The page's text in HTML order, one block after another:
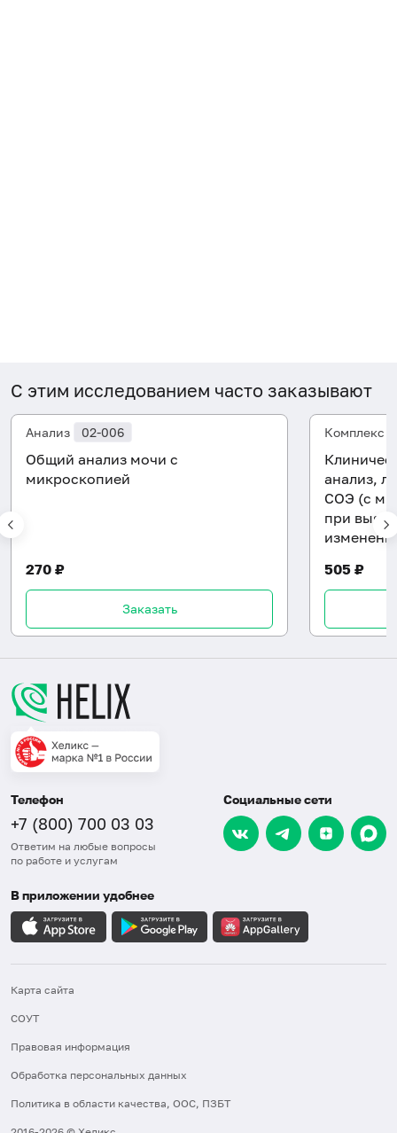
С этим исследованием часто заказывают
Анализ 02-006
Общий анализ мочи с
микроскопией
270 ₽
Заказать
Комплекс
анализ,
СОЭ (с
при
505 ₽
Телефон
+7 (800) 700 03 03
Ответим на любые вопросы
по работе и услугам
Социальные сети
В приложении удобнее
Карта сайта
СОУТ
Правовая информация
Обработка персональных данных
Политика в области качества, ООС, ПЗБТ